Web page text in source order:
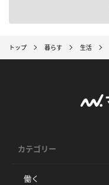
トップ 暮らす 生活
カテゴリー
働く